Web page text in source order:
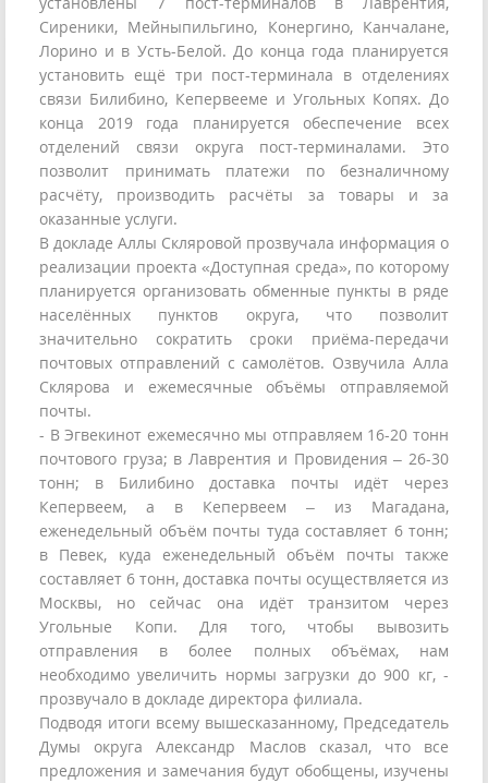
Сиреники, Мейныпильгино, Конергино, Канчалане,
Лорино и в Усть-Белой. До конца года планируется
установить ещё три пост-терминала в отделениях
связи Билибино, Кепервееме и Угольных Копях. До
конца 2019 года планируется обеспечение всех
отделений связи округа пост-терминалами. Это
позволит принимать платежи по безналичному
расчёту, производить расчёты за товары и за
оказанные услуги.
В докладе Аллы Скляровой прозвучала информация о
реализации проекта «Доступная среда», по которому
планируется организовать обменные пункты в ряде
населённых пунктов округа, что позволит
значительно сократить сроки приёма-передачи
почтовых отправлений с самолётов. Озвучила Алла
Склярова и ежемесячные объёмы отправляемой
почты.
- В Эгвекинот ежемесячно мы отправляем 16-20 тонн
почтового груза; в Лаврентия и Провидения – 26-30
тонн; в Билибино доставка почты идёт через
Кепервеем, а в Кепервеем – из Магадана,
еженедельный объём почты туда составляет 6 тонн;
в Певек, куда еженедельный объём почты также
составляет 6 тонн, доставка почты осуществляется из
Москвы, но сейчас она идёт транзитом через
Угольные Копи. Для того, чтобы вывозить
отправления в более полных объёмах, нам
необходимо увеличить нормы загрузки до 900 кг, -
прозвучало в докладе директора филиала.
Подводя итоги всему вышесказанному, Председатель
Думы округа Александр Маслов сказал, что все
предложения и замечания будут обобщены, изучены